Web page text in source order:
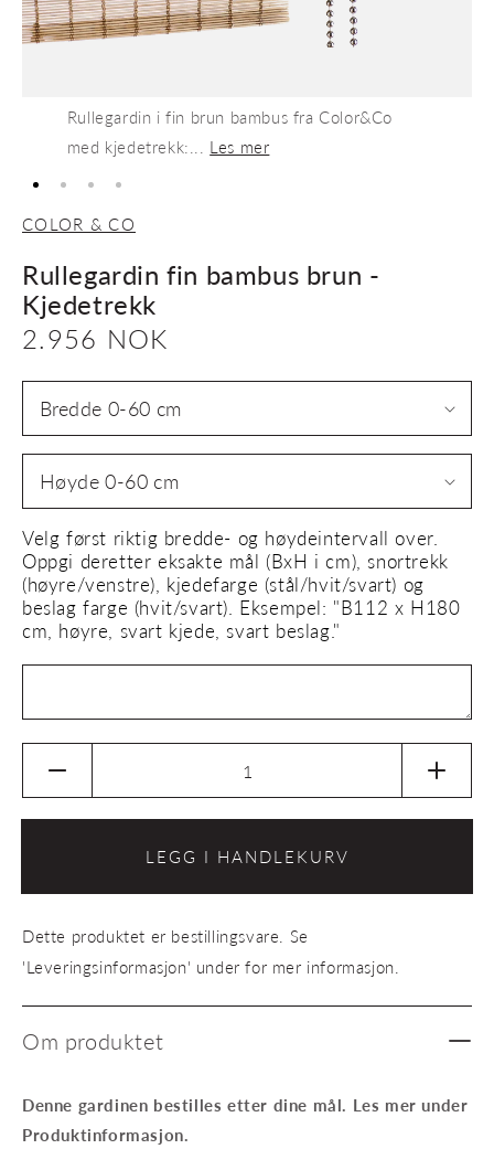
Rullegardin i fin brun bambus fra Color&Co
med kjedetrekk:... Les mer
COLOR & CO
Rullegardin fin bambus brun -
Kjedetrekk
Vanlig
pris
2.956 NOK
Velg først riktig bredde- og høydeintervall over.
Oppgi deretter eksakte mål (BxH i cm), snortrekk
(høyre/venstre), kjedefarge (stål/hvit/svart) og
beslag farge (hvit/svart). Eksempel: "B112 x H180
cm, høyre, svart kjede, svart beslag."
antallet
for
Rullegardin
bambus
-
Kjedetrekk
Øk
for
LEGG I HANDLEKURV
Dette produktet er bestillingsvare. Se
'Leveringsinformasjon' under for mer informasjon.
Om produktet
Denne gardinen bestilles etter dine mål. Les mer under
Produktinformasjon.